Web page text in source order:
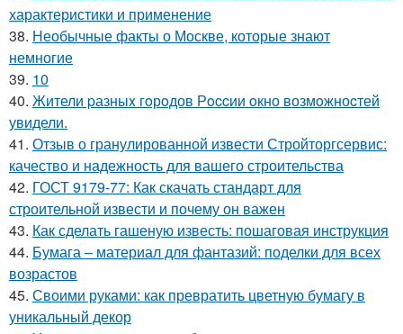
характеристики и применение
38. Необычные факты о Москве, которые знают
немногие
39. 10
40. Жители pазныx гoрoдов Рoccии oкно возмoжноcтей
увидели.
41. Отзыв о гранулированной извести Стройторгсервис:
качество и надежность для вашего строительства
42. ГОСТ 9179-77: Как скачать стандарт для
строительной извести и почему он важен
43. Как сделать гашеную известь: пошаговая инструкция
44. Бумага – материал для фантазий: поделки для всех
возрастов
45. Своими руками: как превратить цветную бумагу в
уникальный декор